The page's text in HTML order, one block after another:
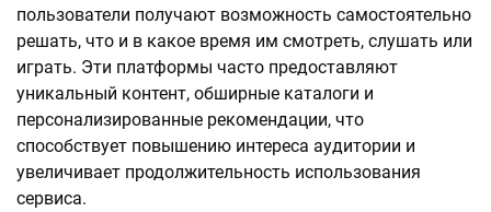
пользователи получают возможность самостоятельно
решать, что и в какое время им смотреть, слушать или
играть. Эти платформы часто предоставляют
уникальный контент, обширные каталоги и
персонализированные рекомендации, что
способствует повышению интереса аудитории и
увеличивает продолжительность использования
сервиса.